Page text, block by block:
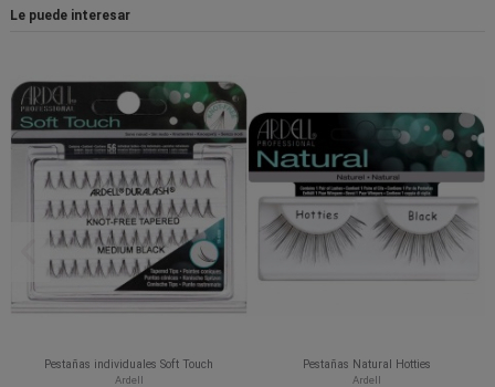
Le puede interesar
Pestañas individuales Soft Touch
Ardell
Pestañas Natural Hotties
Ardell